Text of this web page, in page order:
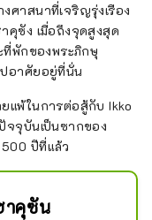
ศาสนาที่เจริญรุ่งเรือง
คุซัง เมื่อถึงจุดสูงสุด
ที่พักของพระภิกษุ
อาศัยอยู่ที่นั่น
แพ้ในการต่อสู้กับ Ikko
จจุบันเป็นซากของ
ปีที่แล้ว
าคุซัน